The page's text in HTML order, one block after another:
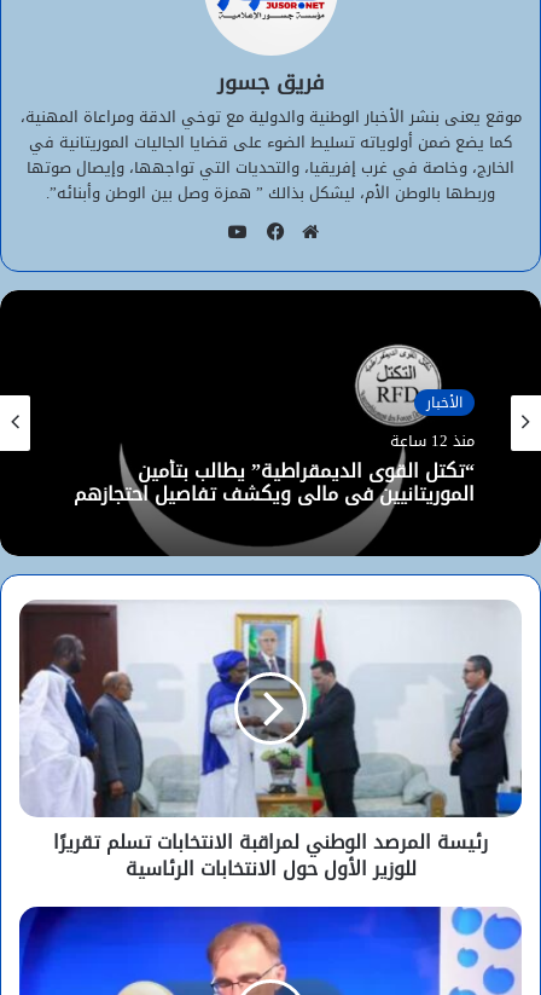
فريق جسور
موقع يعنى بنشر الأخبار الوطنية والدولية مع توخي الدقة ومراعاة المهنية،
كما يضع ضمن أولوياته تسليط الضوء على قضايا الجاليات الموريتانية في
الخارج، وخاصة في غرب إفريقيا، والتحديات التي تواجهها، وإيصال صوتها
وربطها بالوطن الأم، ليشكل بذالك ” همزة وصل بين الوطن وأبنائه”.
الويب
الأخبار
منذ 12 ساعة
“تكتل القوى الديمقراطية” يطالب بتأمين
الموريتانيين في مالي ويكشف تفاصيل احتجازهم
رئيسة المرصد الوطني لمراقبة الانتخابات تسلم تقريرًا
للوزير الأول حول الانتخابات الرئاسية